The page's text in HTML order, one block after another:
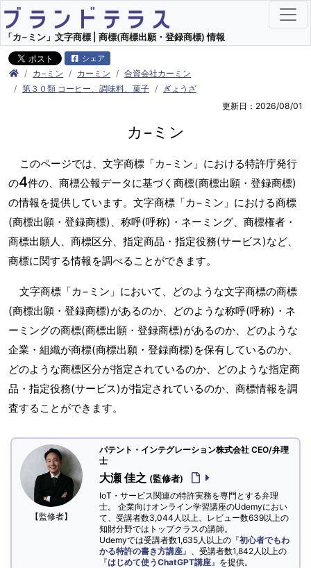
「カ−ミン」文字商標 | 商標(商標出願・登録商標) 情報
シェア
カ−ミン カーミン
合資会社カーミン
第３０類 コーヒー、調味料、菓子
ぎょうざ
更新日：2026/08/01
カ−ミン
このページでは、文字商標「カ−ミン」における特許庁発行
の4件の、商標公報データに基づく商標(商標出願・登録商標)
の情報を提供しています。文字商標「カ−ミン」における商標
(商標出願・登録商標)、称呼(呼称)・ネーミング、商標権者・
商標出願人、商標区分、指定商品・指定役務(サービス)など、
商標に関する情報を調べることができます。
文字商標「カ−ミン」において、どのような文字商標の商標
(商標出願・登録商標)があるのか、どのような称呼(呼称)・ネ
ーミングの商標(商標出願・登録商標)があるのか、どのような
企業・組織が商標(商標出願・登録商標)を保有しているのか、
どのような商標区分が指定されているのか、どのような指定商
品・指定役務(サービス)が指定されているのか、商標情報を調
査することができます。
【監修者】
パテント・インテグレーション株式会社 CEO/弁理
士
大瀬 佳之 (監修者)
IoT・サービス関連の特許実務を専門とする弁理
士。 企業向けオンライン学習講座のUdemyにおい
て、受講者数3,044人以上、レビュー数639以上の
知財分野ではトップクラスの講師。
Udemyでは受講者数1,635人以上の『初心者でもわ
かる特許の書き方講座 』、受講者数1,842人以上の
『はじめて使うChatGPT講座 』を提供。